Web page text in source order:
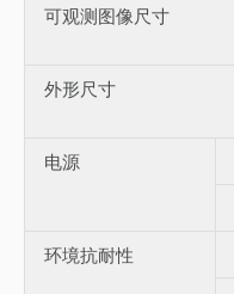
可观测图像尺寸
外形尺寸
电源
环境抗耐性